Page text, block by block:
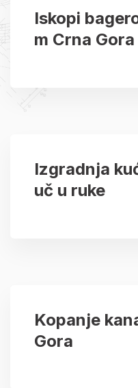
Iskopi
m Crna Gora
Izgradnja
uč u ruke
Kopanje
Gora